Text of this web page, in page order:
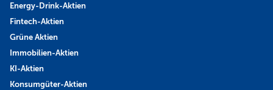
Energy-Drink-Aktien
Fintech-Aktien
Grüne Aktien
Immobilien-Aktien
KI-Aktien
Konsumgüter-Aktien